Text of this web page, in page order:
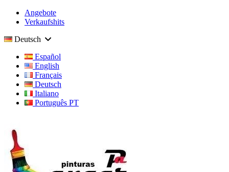
Angebote
Verkaufshits
Deutsch
Español
English
Français
Deutsch
Italiano
Português PT